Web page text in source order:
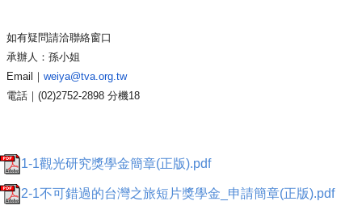
如有疑問請洽聯絡窗口
承辦人：孫小姐
Email｜ weiya@tva.org.tw
電話｜(02)2752-2898 分機18
1-1觀光研究獎學金簡章(正版).pdf
2-1不可錯過的台灣之旅短片獎學金_申請簡章(正版).pdf